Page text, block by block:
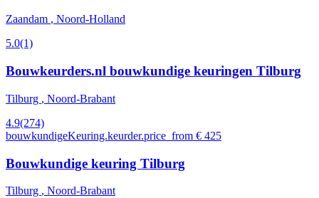
Zaandam , Noord-Holland
5.0(1)
Bouwkeurders.nl bouwkundige keuringen Tilburg
Tilburg , Noord-Brabant
4.9(274)
bouwkundigeKeuring.keurder.price_from € 425
Bouwkundige keuring Tilburg
Tilburg , Noord-Brabant